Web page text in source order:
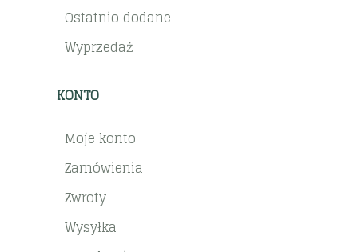
Ostatnio dodane
Wyprzedaż
KONTO
Moje konto
Zamówienia
Zwroty
Wysyłka